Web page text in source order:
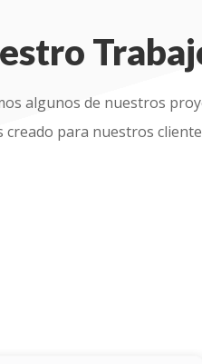
algunos de nuestros
creado para nuestros